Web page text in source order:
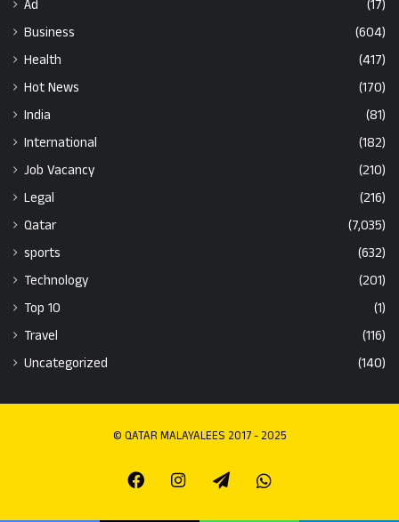
Ad
(17)
Business
(604)
Health
(417)
Hot News
(170)
India
(81)
International
(182)
Job Vacancy
(210)
Legal
(216)
Qatar
(7,035)
sports
(632)
Technology
(201)
Top 10
(1)
Travel
(116)
Uncategorized
(140)
© QATAR MALAYALEES 2017 - 2025
FacebookInstagramTelegramWhatsapp